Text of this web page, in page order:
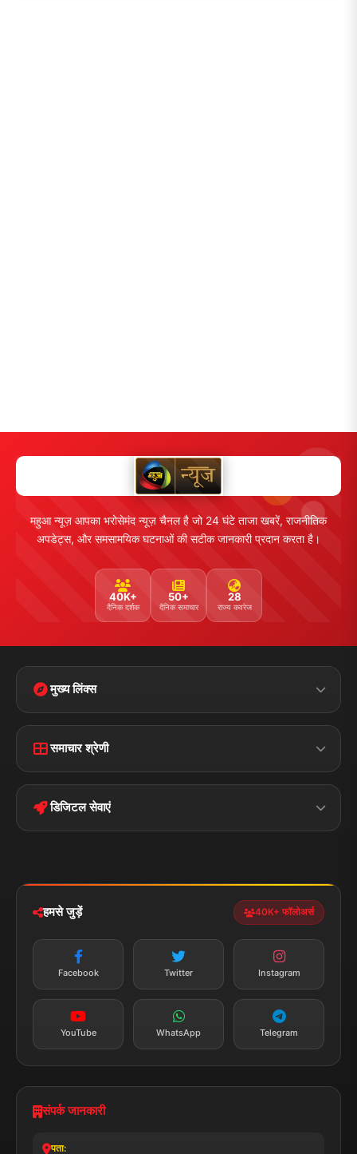
महुआ न्यूज़ आपका भरोसेमंद न्यूज़ चैनल है जो 24 घंटे ताजा खबरें, राजनीतिक
अपडेट्स, और समसामयिक घटनाओं की सटीक जानकारी प्रदान करता है।
40K+
दैनिक दर्शक
50+
दैनिक समाचार
28
राज्य कवरेज
मुख्य लिंक्स
Disclaimer
Terms &
Privacy Policy
समाचार श्रेणी
पॉलिटिकल झारखण्ड
डिजिटल सेवाएं
न्यूज़ अलर्ट
सब्सक्राइब करें
हमसे जुड़ें 40K+ फॉलोअर्स
Facebook Twitter Instagram
YouTube WhatsApp Telegram
संपर्क जानकारी
पता: